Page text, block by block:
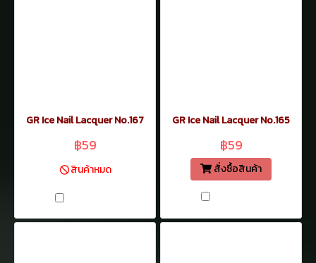
GR Ice Nail Lacquer No.167
฿59
สินค้าหมด
GR Ice Nail Lacquer No.165
฿59
สั่งซื้อสินค้า